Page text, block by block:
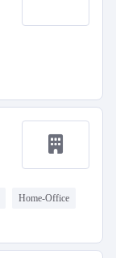
Home-Office